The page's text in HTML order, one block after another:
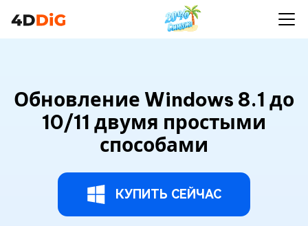
Обновление Windows 8.1 до
10/11 двумя простыми
способами
КУПИТЬ СЕЙЧАС